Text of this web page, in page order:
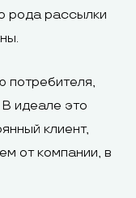
рода рассылки
потребителя,
идеале это
клиент,
от компании, в